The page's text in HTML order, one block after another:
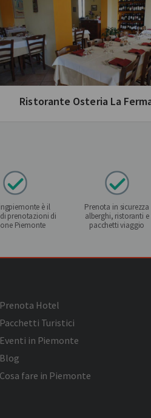
Ristorante Osteria La
è il
prenotazioni di
Piemonte
Prenota in sicurezza
alberghi, ristoranti e
pacchetti viaggio
Prenota Hotel
Pacchetti Turistici
Eventi in Piemonte
Blog
Cosa fare in Piemonte